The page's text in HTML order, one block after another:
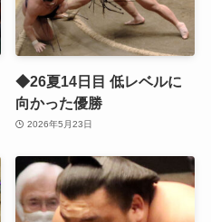
◆26夏14日目 低レベルに
向かった優勝
2026年5月23日